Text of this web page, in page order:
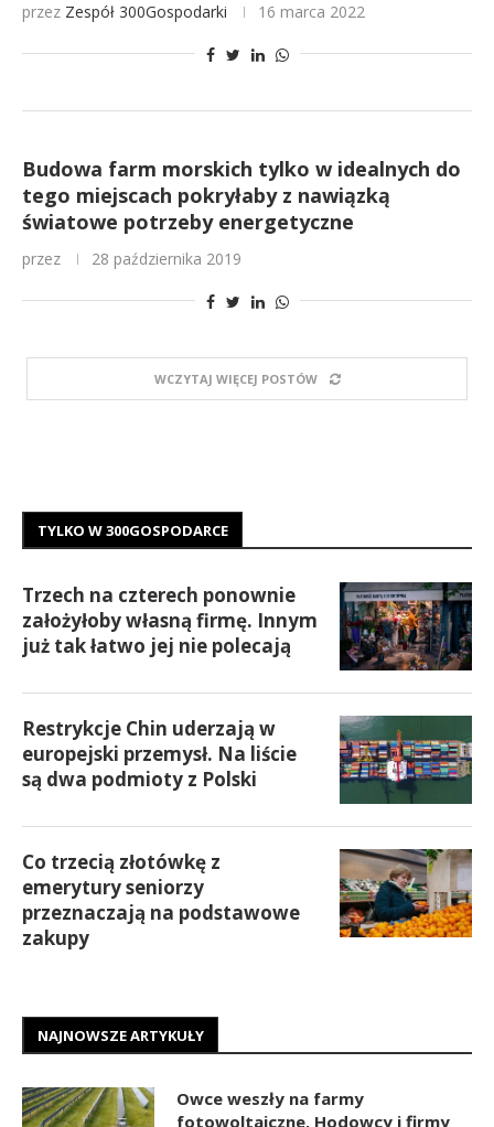
przez Zespół 300Gospodarki 16 marca 2022
Budowa farm morskich tylko w idealnych do
tego miejscach pokryłaby z nawiązką
światowe potrzeby energetyczne
przez 28 października 2019
WCZYTAJ WIĘCEJ POSTÓW
TYLKO W 300GOSPODARCE
Trzech na czterech ponownie
założyłoby własną firmę. Innym
już tak łatwo jej nie polecają
Restrykcje Chin uderzają w
europejski przemysł. Na liście
są dwa podmioty z Polski
Co trzecią złotówkę z
emerytury seniorzy
przeznaczają na podstawowe
zakupy
NAJNOWSZE ARTYKUŁY
Owce weszły na farmy
fotowoltaiczne. Hodowcy i firmy